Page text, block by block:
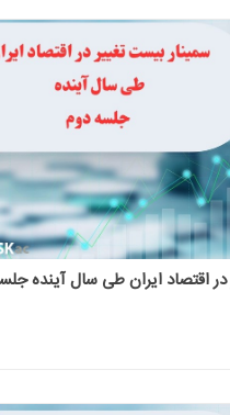
اقتصاد ایران طی سال آینده
دوره پیش بینی تغییرات ژئوپولتیک و